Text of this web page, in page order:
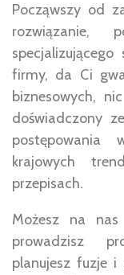
Począwszy od
rozwiązanie,
firmy, da Ci
biznesowych,
doświadczony
krajowych
przepisach.
Możesz na
prowadzisz
planujesz fuzje